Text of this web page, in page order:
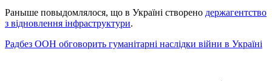
Раныше повыдомлялося, що в Україні створено держагентство
з відновлення інфраструктури.
Радбез ООН обговорить гуманітарні наслідки війни в Україні